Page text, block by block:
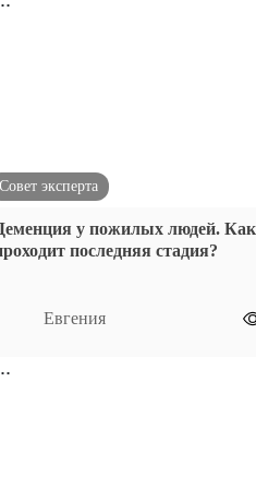
Совет эксперта
у пожилых людей. Как
последняя стадия?
Евгения